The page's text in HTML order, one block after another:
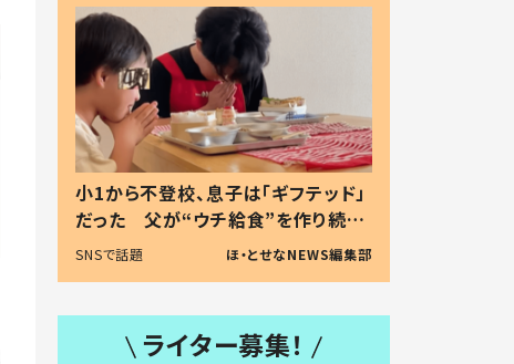
小1から不登校、息子は「ギフテッド」
だった 父が“ウチ給食”を作り続け
る理由とは #令和の親 #令和の子
SNSで話題 ほ・とせなNEWS編集部
ライター募集！